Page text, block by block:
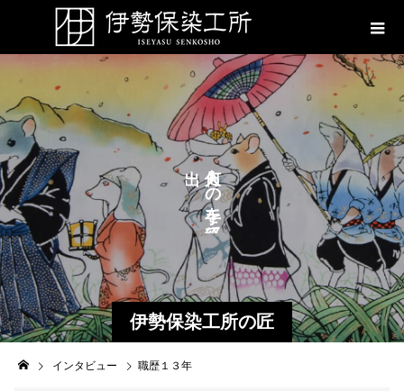
伊勢保染工所の匠
も
の
を
て
が
インタビュー 職歴１３年